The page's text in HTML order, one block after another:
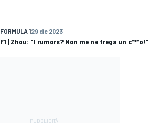
FORMULA 129 dic 2023
F1 | Zhou: "I rumors? Non me ne frega un c***o!"